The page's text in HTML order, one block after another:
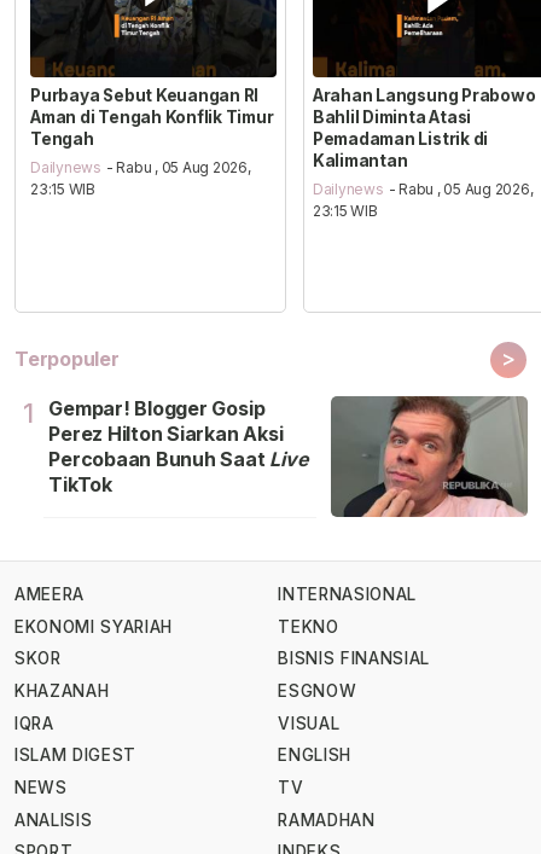
Purbaya Sebut Keuangan RI
Aman di Tengah Konflik Timur
Tengah
Dailynews - Rabu , 05 Aug 2026,
23:15 WIB
Arahan Langsung Prabowo
Bahlil Diminta Atasi
Pemadaman Listrik di
Kalimantan
Dailynews - Rabu , 05 Aug 2026,
23:15 WIB
Terpopuler >
1
Gempar! Blogger Gosip
Perez Hilton Siarkan Aksi
Percobaan Bunuh Saat Live
TikTok
AMEERA
EKONOMI SYARIAH
SKOR
KHAZANAH
IQRA
ISLAM DIGEST
NEWS
ANALISIS
INTERNASIONAL
TEKNO
BISNIS FINANSIAL
ESGNOW
VISUAL
ENGLISH
TV
RAMADHAN